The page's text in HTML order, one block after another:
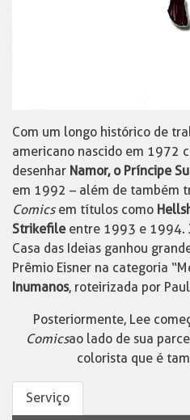
Com um longo histórico de
americano nascido em 1972
desenhar Namor, o Príncipe
em 1992 – além de também
Comicsem títulos como
Strikefileentre 1993 e 1994.
Casa das Ideias ganhou
Prêmio Eisner na categoria
Inumanos, roteirizada por
Posteriormente, Lee
Comicsao lado de sua
colorista que é
Serviço